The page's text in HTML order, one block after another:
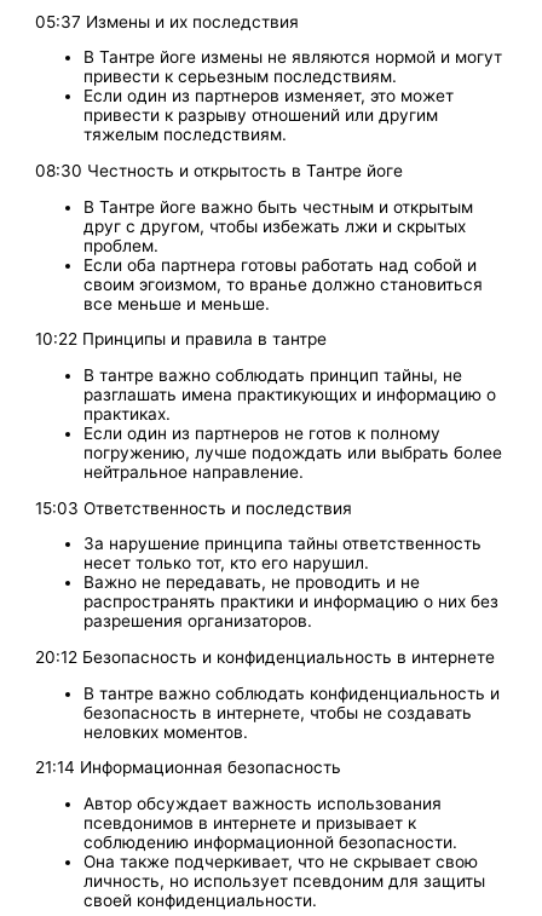
05:37 Измены и их последствия
В Тантре йоге измены не являются нормой и могут
привести к серьезным последствиям.
Если один из партнеров изменяет, это может
привести к разрыву отношений или другим
тяжелым последствиям.
08:30 Честность и открытость в Тантре йоге
В Тантре йоге важно быть честным и открытым
друг с другом, чтобы избежать лжи и скрытых
проблем.
Если оба партнера готовы работать над собой и
своим эгоизмом, то вранье должно становиться
все меньше и меньше.
10:22 Принципы и правила в тантре
В тантре важно соблюдать принцип тайны, не
разглашать имена практикующих и информацию о
практиках.
Если один из партнеров не готов к полному
погружению, лучше подождать или выбрать более
нейтральное направление.
15:03 Ответственность и последствия
За нарушение принципа тайны ответственность
несет только тот, кто его нарушил.
Важно не передавать, не проводить и не
распространять практики и информацию о них без
разрешения организаторов.
20:12 Безопасность и конфиденциальность в интернете
В тантре важно соблюдать конфиденциальность и
безопасность в интернете, чтобы не создавать
неловких моментов.
21:14 Информационная безопасность
Автор обсуждает важность использования
псевдонимов в интернете и призывает к
соблюдению информационной безопасности.
Она также подчеркивает, что не скрывает свою
личность, но использует псевдоним для защиты
своей конфиденциальности.